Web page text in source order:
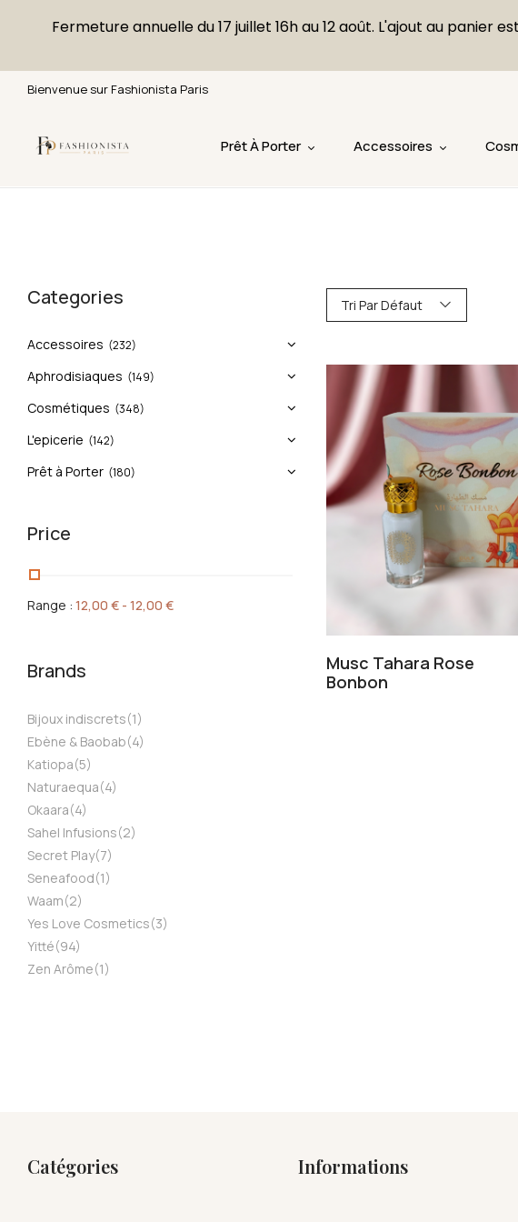
Bienvenue sur Fashionista Paris
Prêt À Porter Accessoires
Categories
Accessoires (232)
Aphrodisiaques (149)
Cosmétiques (348)
L'epicerie (142)
Prêt à Porter (180)
Price
Range : 12,00 € - 12,00 €
Brands
Bijoux indiscrets(1)
Ebène & Baobab(4)
Katiopa(5)
Naturaequa(4)
Okaara(4)
Sahel Infusions(2)
Secret Play(7)
Seneafood(1)
Waam(2)
Yes Love Cosmetics(3)
Yitté(94)
Zen Arôme(1)
Tri Par Défaut
Musc Tahara Rose
Bonbon
Catégories Informations
Fermeture annuelle du 17 juillet 16h au 12 août. L'ajout au